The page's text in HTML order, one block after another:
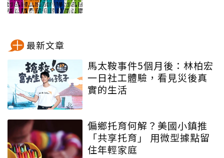
最新文章
馬太鞍事件5個月後：林柏宏
一日社工體驗，看見災後真
實的生活
偏鄉托育何解？美國小鎮推
「共享托育」 用微型據點留
住年輕家庭